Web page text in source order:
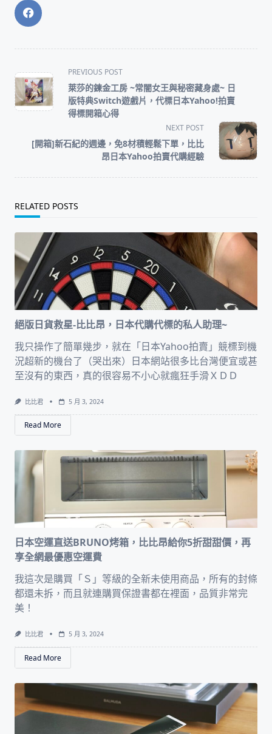
<span
class="nav-
subtitle
screen-
text">Page</span>
PREVIOUS POST
萊莎的鍊金工房 ~常闇女王與秘密藏身處~ 日
版特典Switch遊戲片，代標日本Yahoo!拍賣
得標開箱心得
NEXT POST
[開箱]新石紀的週邊，免8材積輕鬆下單，比比
昂日本Yahoo拍賣代購經驗
RELATED POSTS
絕版日貨救星-比比昂，日本代購代標的私人助理~
我只操作了簡單幾步，就在「日本Yahoo拍賣」競標到機
況超新的機台了（哭出來）日本網站很多比台灣便宜或甚
至沒有的東西，真的很容易不小心就瘋狂手滑ＸＤＤ
比比君 5 月 3, 2024
Read More
日本空運直送BRUNO烤箱，比比昂給你5折甜甜價，再
享全網最優惠空運費
我這次是購買「Ｓ」等級的全新未使用商品，所有的封條
都還未拆，而且就連購買保證書都在裡面，品質非常完
美！
比比君 5 月 3, 2024
Read More